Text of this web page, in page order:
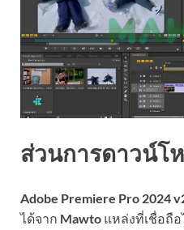
ส่วนการดาวน์โ
Adobe Premiere Pro 2024
ได้จาก Mawto แหล่งที่เชื่อถื